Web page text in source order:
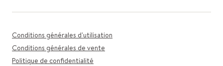
Conditions générales d'utilisation
Conditions générales de vente
Politique de confidentialité